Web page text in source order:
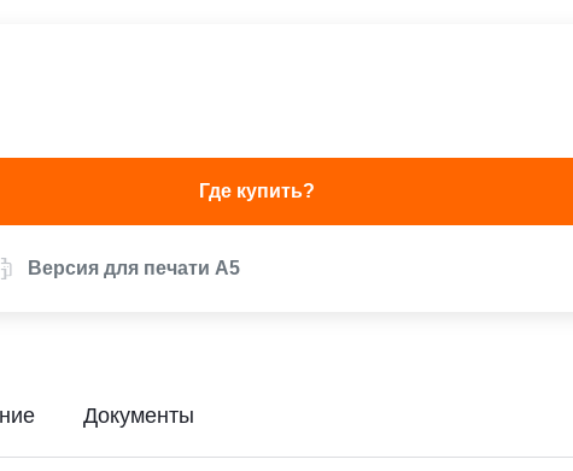
Где купить?
Версия для печати А5
Документы